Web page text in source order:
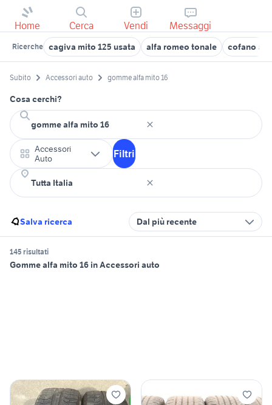
Home Cerca Vendi Messaggi
Ricerche cagiva mito 125 usata alfa romeo tonale cofano
Subito Accessori auto gomme alfa mito 16
Cosa cerchi?
Accessori
Auto
Filtri
Salva ricerca Dal più recente
145 risultati
Gomme alfa mito 16 in Accessori auto